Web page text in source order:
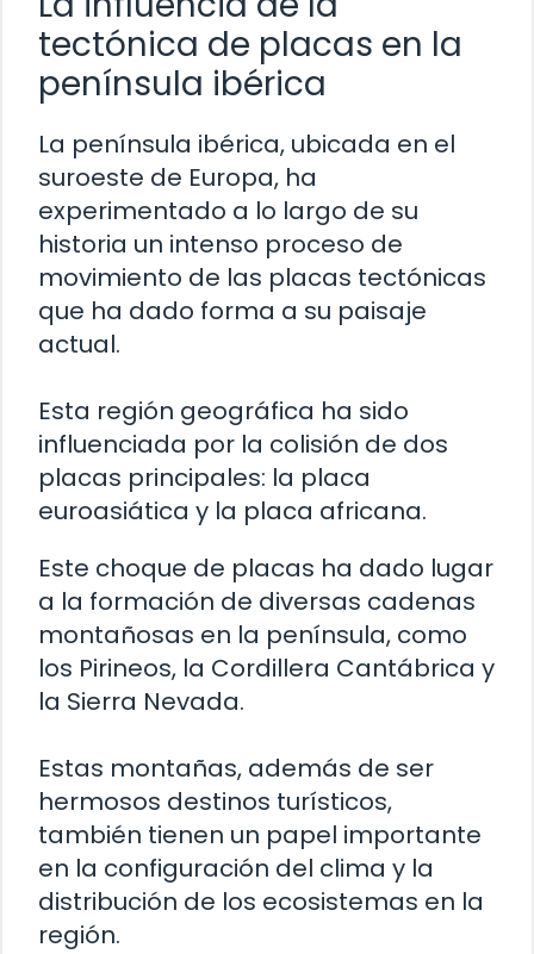
tectónica de placas en la
península ibérica
La península ibérica, ubicada en el
suroeste de Europa, ha
experimentado a lo largo de su
historia un intenso proceso de
movimiento de las placas tectónicas
que ha dado forma a su paisaje
actual.
Esta región geográfica ha sido
influenciada por la colisión de dos
placas principales: la placa
euroasiática y la placa africana.
Este choque de placas ha dado lugar
a la formación de diversas cadenas
montañosas en la península, como
los Pirineos, la Cordillera Cantábrica y
la Sierra Nevada.
Estas montañas, además de ser
hermosos destinos turísticos,
también tienen un papel importante
en la configuración del clima y la
distribución de los ecosistemas en la
región.